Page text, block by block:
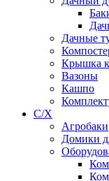
Дачные
Крышка
Вазоны
Кашпо
С/Х
Агробаки
Домики